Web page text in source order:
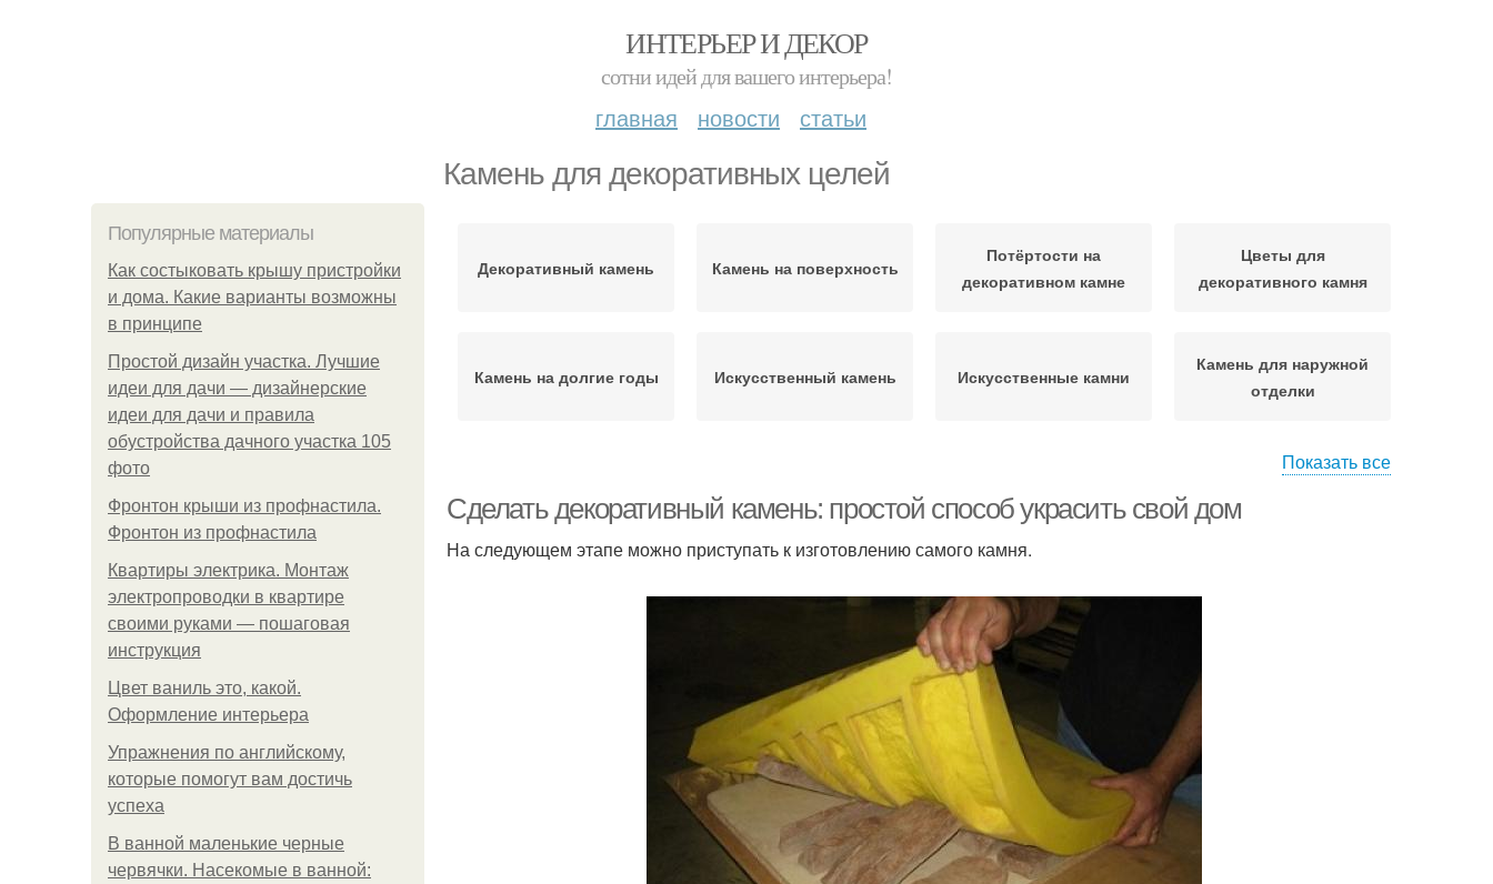
ИНТЕРЬЕР И ДЕКОР
сотни идей для вашего интерьера!
главная новости статьи
Камень для декоративных целей
Популярные материалы
Как состыковать крышу пристройки
и дома. Какие варианты возможны
в принципе
Простой дизайн участка. Лучшие
идеи для дачи — дизайнерские
идеи для дачи и правила
обустройства дачного участка 105
фото
Фронтон крыши из профнастила.
Фронтон из профнастила
Квартиры электрика. Монтаж
электропроводки в квартире
своими руками — пошаговая
инструкция
Цвет ваниль это, какой.
Оформление интерьера
Упражнения по английскому,
которые помогут вам достичь
успеха
В ванной маленькие черные
червячки. Насекомые в ванной:
Декоративный камень Камень на поверхность
Потёртости на
декоративном камне
Цветы для
декоративного камня
Камень на долгие годы Искусственный камень Искусственные камни
Камень для наружной
отделки
Показать все
Сделать декоративный камень: простой способ украсить свой дом
На следующем этапе можно приступать к изготовлению самого камня.